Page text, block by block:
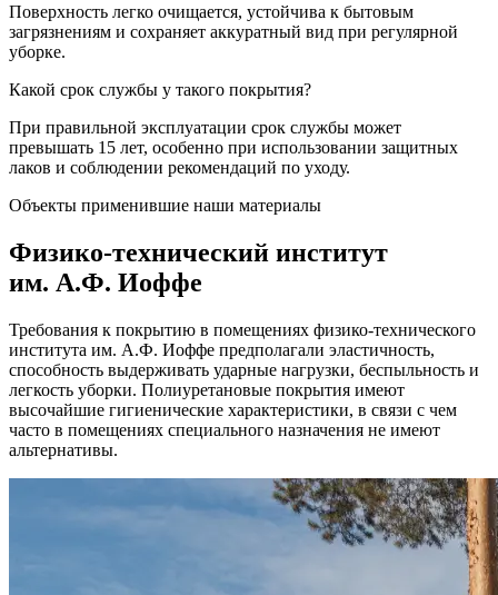
Поверхность легко очищается, устойчива к бытовым
загрязнениям и сохраняет аккуратный вид при регулярной
уборке.
Какой срок службы у такого покрытия?
При правильной эксплуатации срок службы может
превышать 15 лет, особенно при использовании защитных
лаков и соблюдении рекомендаций по уходу.
Объекты применившие наши материалы
Физико-технический институт
им. А.Ф. Иоффе
Требования к покрытию в помещениях физико-технического
института им. А.Ф. Иоффе предполагали эластичность,
способность выдерживать ударные нагрузки, беспыльность и
легкость уборки. Полиуретановые покрытия имеют
высочайшие гигиенические характеристики, в связи с чем
часто в помещениях специального назначения не имеют
альтернативы.